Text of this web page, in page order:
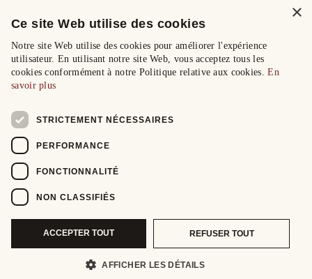
×
Ce site Web utilise des cookies
Notre site Web utilise des cookies pour améliorer l'expérience
utilisateur. En utilisant notre site Web, vous acceptez tous les
cookies conformément à notre Politique relative aux cookies.En
savoir plus
STRICTEMENT NÉCESSAIRES
PERFORMANCE
FONCTIONNALITÉ
NON CLASSIFIÉS
ACCEPTER TOUT REFUSER TOUT
AFFICHER LES DÉTAILS